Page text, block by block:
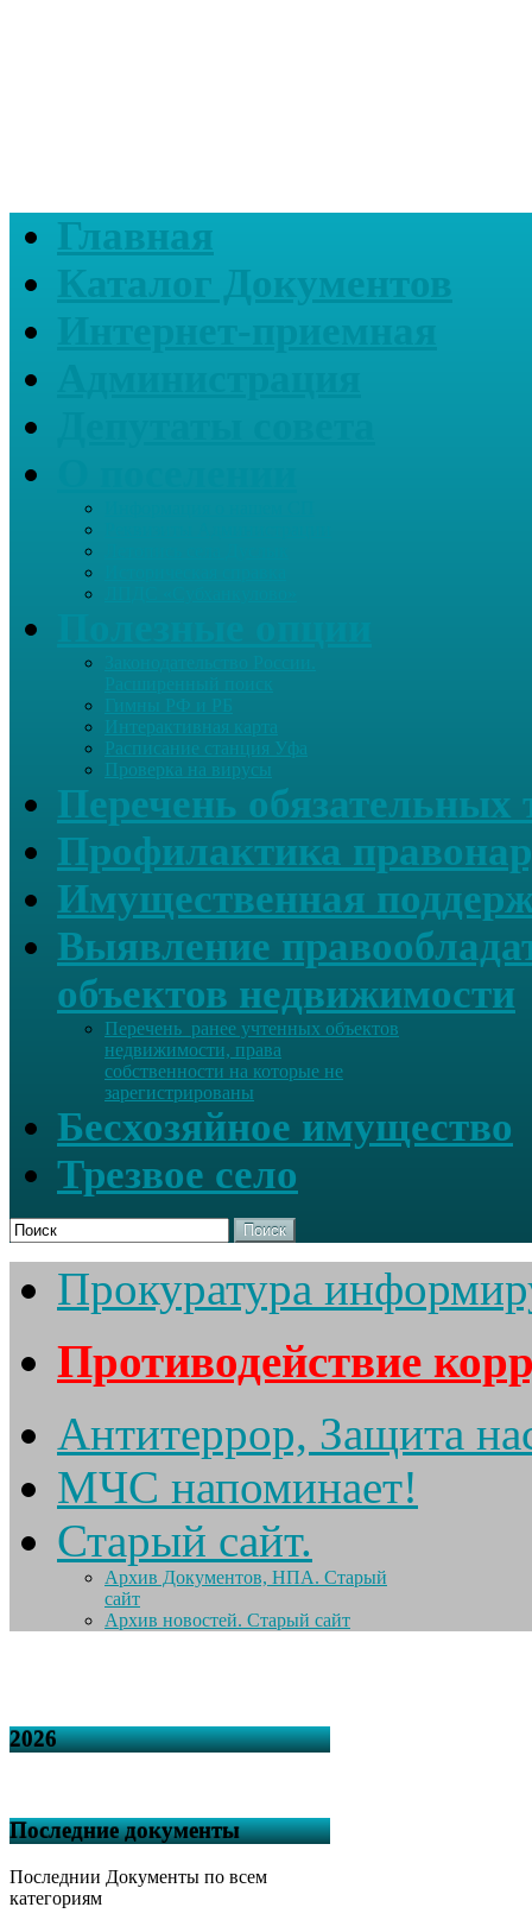
Главная
Каталог Документов
Интерактивная карта
Расписание станция Уфа
Проверка на вирусы
Перечень обязательных
Профилактика
Имущественная
Выявление
объектов недвижимости
Перечень ранее учтенных объектов
недвижимости, права
собственности на которые не
зарегистрированы
Бесхозяйное имущество
Трезвое село
Поиск
Прокуратура
Противодействие
Антитеррор, Защита
МЧС напоминает!
Старый сайт.
Архив Документов, НПА. Старый
сайт
Архив новостей. Старый сайт
2026
Последние документы
Последнии Документы по всем
категориям